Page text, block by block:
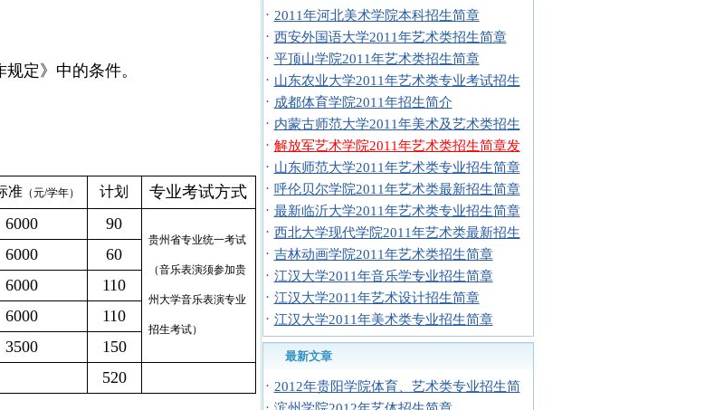
定》中的条件。
准（元/学年） 计划 专业考试方式
6000 90
贵州省专业统一考试
（音乐表演须参加贵
州大学音乐表演专业
招生考试）
6000 60
6000 110
6000
110
3500
150
520
· 2011年河北美术学院本科招生简章
· 西安外国语大学2011年艺术类招生简章
· 平顶山学院2011年艺术类招生简章
· 山东农业大学2011年艺术类专业考试招生
· 成都体育学院2011年招生简介
· 内蒙古师范大学2011年美术及艺术类招生
· 解放军艺术学院2011年艺术类招生简章发
· 山东师范大学2011年艺术类专业招生简章
· 呼伦贝尔学院2011年艺术类最新招生简章
· 最新临沂大学2011年艺术类专业招生简章
· 西北大学现代学院2011年艺术类最新招生
· 吉林动画学院2011年艺术类招生简章
· 江汉大学2011年音乐学专业招生简章
· 江汉大学2011年艺术设计招生简章
· 江汉大学2011年美术类专业招生简章
最新文章
· 2012年贵阳学院体育、艺术类专业招生简